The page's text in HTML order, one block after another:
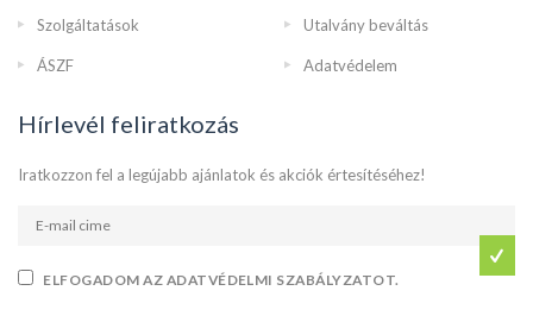
Szolgáltatások Utalvány beváltás
ÁSZF Adatvédelem
Hírlevél feliratkozás
Iratkozzon fel a legújabb ajánlatok és akciók értesítéséhez!
ELFOGADOM AZ ADATVÉDELMI SZABÁLYZATOT.